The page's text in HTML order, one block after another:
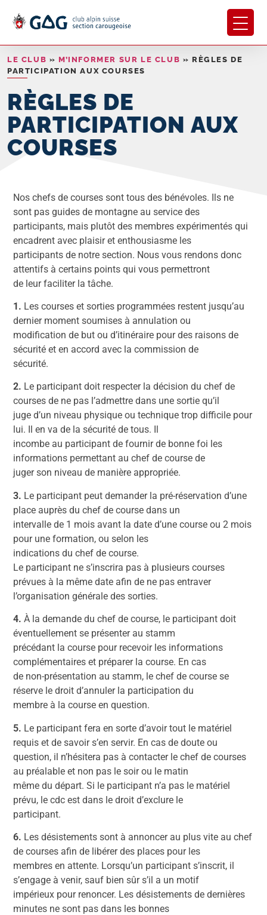
LE CLUB » M’INFORMER SUR LE CLUB » RÈGLES DE
PARTICIPATION AUX COURSES
RÈGLES DE
PARTICIPATION AUX
COURSES
Nos chefs de courses sont tous des bénévoles. Ils ne
sont pas guides de montagne au service des
participants, mais plutôt des membres expérimentés qui
encadrent avec plaisir et enthousiasme les
participants de notre section. Nous vous rendons donc
attentifs à certains points qui vous permettront
de leur faciliter la tâche.
1. Les courses et sorties programmées restent jusqu’au
dernier moment soumises à annulation ou
modification de but ou d’itinéraire pour des raisons de
sécurité et en accord avec la commission de
sécurité.
2. Le participant doit respecter la décision du chef de
courses de ne pas l’admettre dans une sortie qu’il
juge d’un niveau physique ou technique trop difficile pour
lui. Il en va de la sécurité de tous. Il
incombe au participant de fournir de bonne foi les
informations permettant au chef de course de
juger son niveau de manière appropriée.
3. Le participant peut demander la pré-réservation d’une
place auprès du chef de course dans un
intervalle de 1 mois avant la date d’une course ou 2 mois
pour une formation, ou selon les
indications du chef de course.
Le participant ne s’inscrira pas à plusieurs courses
prévues à la même date afin de ne pas entraver
l’organisation générale des sorties.
4. À la demande du chef de course, le participant doit
éventuellement se présenter au stamm
précédant la course pour recevoir les informations
complémentaires et préparer la course. En cas
de non-présentation au stamm, le chef de course se
réserve le droit d’annuler la participation du
membre à la course en question.
5. Le participant fera en sorte d’avoir tout le matériel
requis et de savoir s’en servir. En cas de doute ou
question, il n’hésitera pas à contacter le chef de courses
au préalable et non pas le soir ou le matin
même du départ. Si le participant n’a pas le matériel
prévu, le cdc est dans le droit d’exclure le
participant.
6. Les désistements sont à annoncer au plus vite au chef
de courses afin de libérer des places pour les
membres en attente. Lorsqu’un participant s’inscrit, il
s’engage à venir, sauf bien sûr s’il a un motif
impérieux pour renoncer. Les désistements de dernières
minutes ne sont pas dans les bonnes